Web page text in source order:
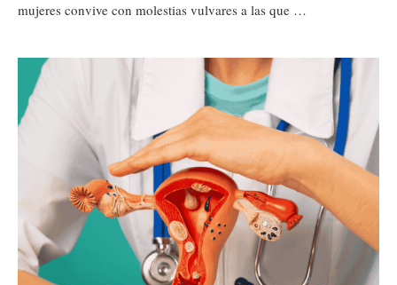
mujeres convive con molestias vulvares a las que …